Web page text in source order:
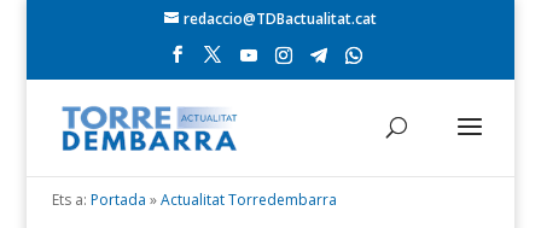
redaccio@TDBactualitat.cat
Ets a: Portada »Actualitat Torredembarra